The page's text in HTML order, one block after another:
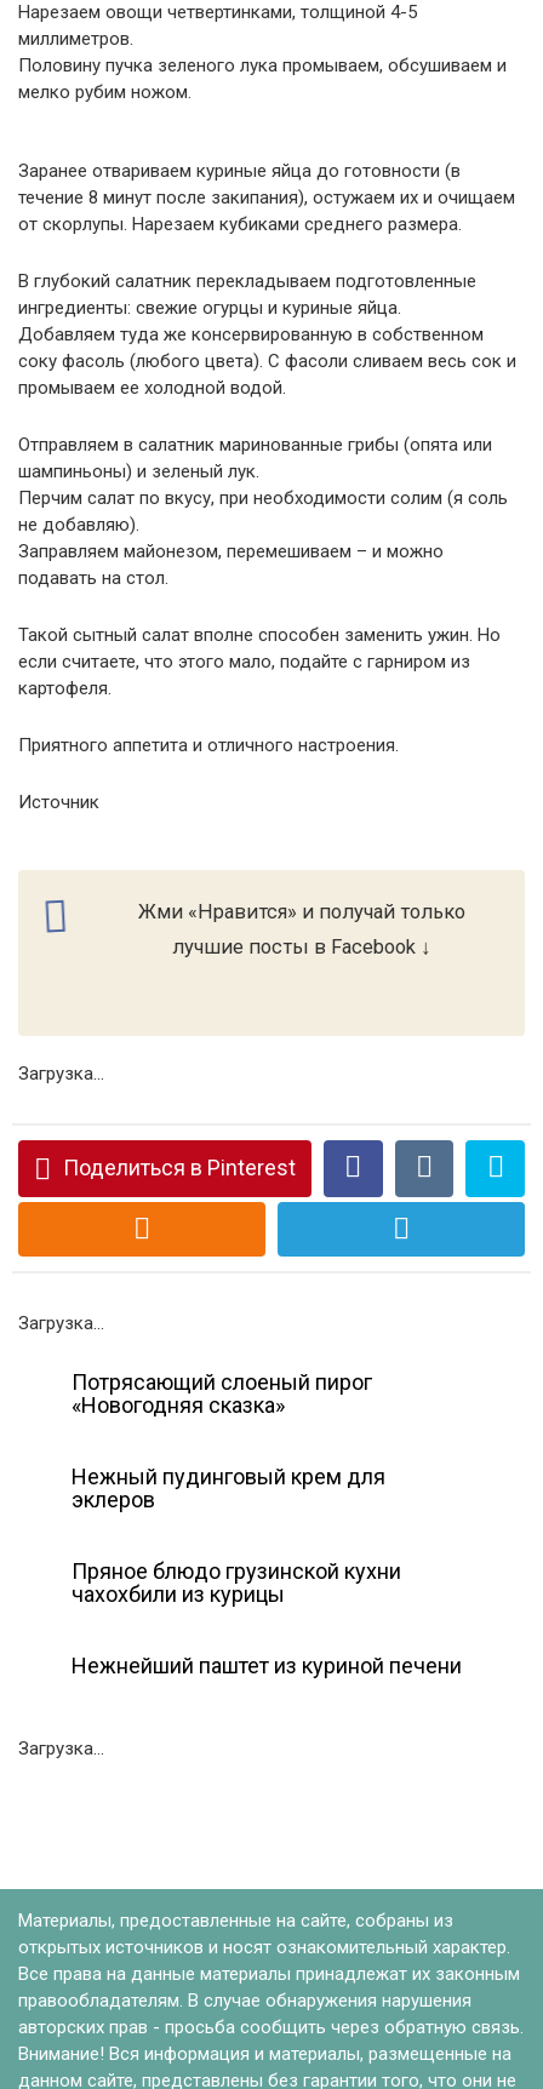
Нарезаем овощи четвертинками, толщиной 4-5
миллиметров.
Половину пучка зеленого лука промываем, обсушиваем и
мелко рубим ножом.
Заранее отвариваем куриные яйца до готовности (в
течение 8 минут после закипания), остужаем их и очищаем
от скорлупы. Нарезаем кубиками среднего размера.
В глубокий салатник перекладываем подготовленные
ингредиенты: свежие огурцы и куриные яйца.
Добавляем туда же консервированную в собственном
соку фасоль (любого цвета). С фасоли сливаем весь сок и
промываем ее холодной водой.
Отправляем в салатник маринованные грибы (опята или
шампиньоны) и зеленый лук.
Перчим салат по вкусу, при необходимости солим (я соль
не добавляю).
Заправляем майонезом, перемешиваем – и можно
подавать на стол.
Такой сытный салат вполне способен заменить ужин. Но
если считаете, что этого мало, подайте с гарниром из
картофеля.
Приятного аппетита и отличного настроения.
Источник
Жми «Нравится» и получай только
лучшие посты в Facebook ↓
Загрузка...
Поделиться в Pinterest
Загрузка...
Потрясающий слоеный пирог
«Новогодняя сказка»
Нежный пудинговый крем для
эклеров
Пряное блюдо грузинской кухни
чахохбили из курицы
Нежнейший паштет из куриной печени
Загрузка...
Материалы, предоставленные на сайте, собраны из
открытых источников и носят ознакомительный характер.
Все права на данные материалы принадлежат их законным
правообладателям. В случае обнаружения нарушения
авторских прав - просьба сообщить через обратную связь.
Внимание! Вся информация и материалы, размещенные на
данном сайте, представлены без гарантии того, что они не